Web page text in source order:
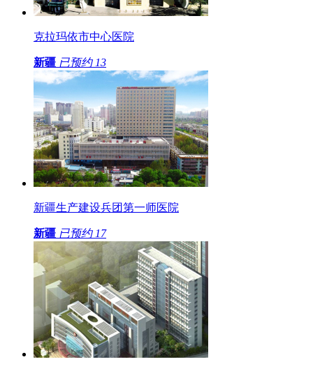
克拉玛依市中心医院
新疆 已预约 13
新疆生产建设兵团第一师医院
新疆 已预约 17